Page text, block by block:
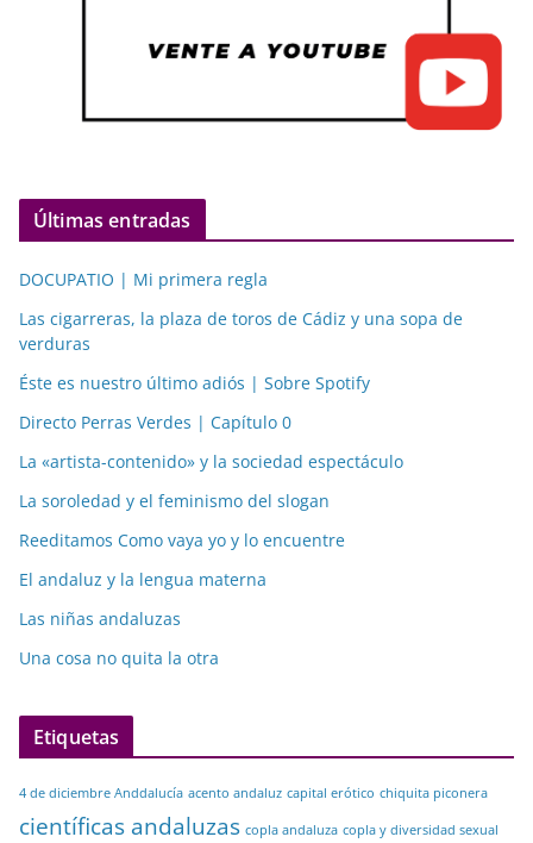
Últimas entradas
DOCUPATIO | Mi primera regla
Las cigarreras, la plaza de toros de Cádiz y una sopa de
verduras
Éste es nuestro último adiós | Sobre Spotify
Directo Perras Verdes | Capítulo 0
La «artista-contenido» y la sociedad espectáculo
La soroledad y el feminismo del slogan
Reeditamos Como vaya yo y lo encuentre
El andaluz y la lengua materna
Las niñas andaluzas
Una cosa no quita la otra
Etiquetas
4 de diciembre Anddalucía acento andaluz capital erótico chiquita piconera
científicas andaluzas copla andaluza copla y diversidad sexual